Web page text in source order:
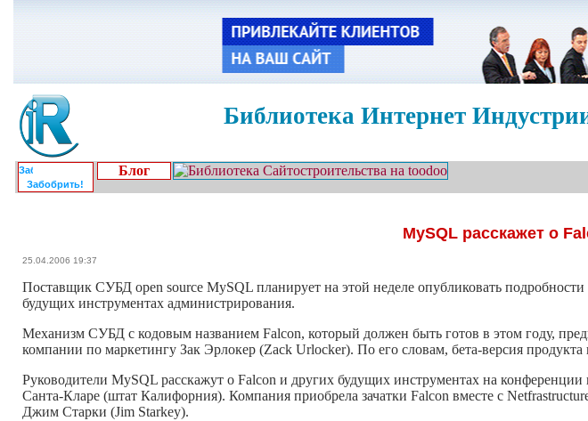
Библиотека Интернет
Забобрить!
Блог
MySQL расскажет о
25.04.2006 19:37
Поставщик СУБД open source MySQL планирует на этой неделе опубликовать
будущих инструментах администрирования.
Механизм СУБД с кодовым названием Falcon, который должен быть готов в этом году,
компании по маркетингу Зак Эрлокер (Zack Urlocker). По его словам, бета-версия продукта
Руководители MySQL расскажут о Falcon и других будущих инструментах на конференции
Санта-Кларе (штат Калифорния). Компания приобрела зачатки Falcon вместе с
Джим Старки (Jim Starkey).